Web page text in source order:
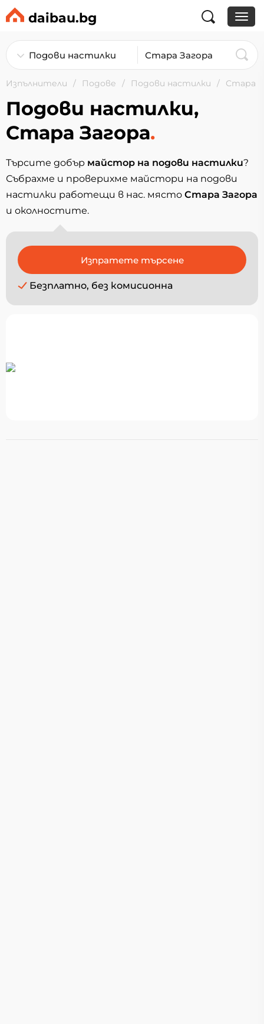
daibau.bg
Изпълнители Подове Подови настилки Стара
Подови настилки,
Стара Загора.
Търсите добър майстор на подови настилки?
Събрахме и проверихме майстори на подови
настилки работещи в нас. място Стара Загора
и околностите.
Безплатно, без комисионна